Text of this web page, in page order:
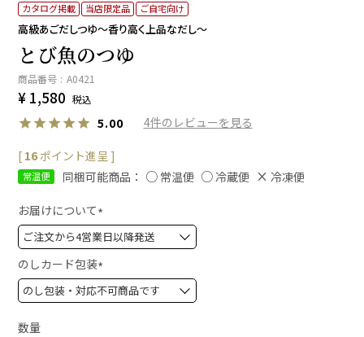
カタログ掲載 当店限定品 ご自宅向け
高級あごだしつゆ～香り高く上品なだし～
とび魚のつゆ
商品番号 A0421
¥ 1,580 税込
5.00 4
[ 16ポイント進呈 ]
常温便 同梱可能商品： 常温便 冷蔵便 冷凍便
お届けについて
(
必
須
)
のしカード包装
(
必
数量